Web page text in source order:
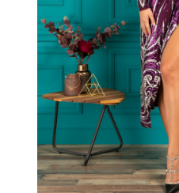
Rochii din dantela
Rochii din tafta
Rochii cu paiete
Rochii din tul
Rochii din catifea
Rochii din Barbie/Bistrech
Rochii din saten
Rochii voal
Rochii cu imprimeu